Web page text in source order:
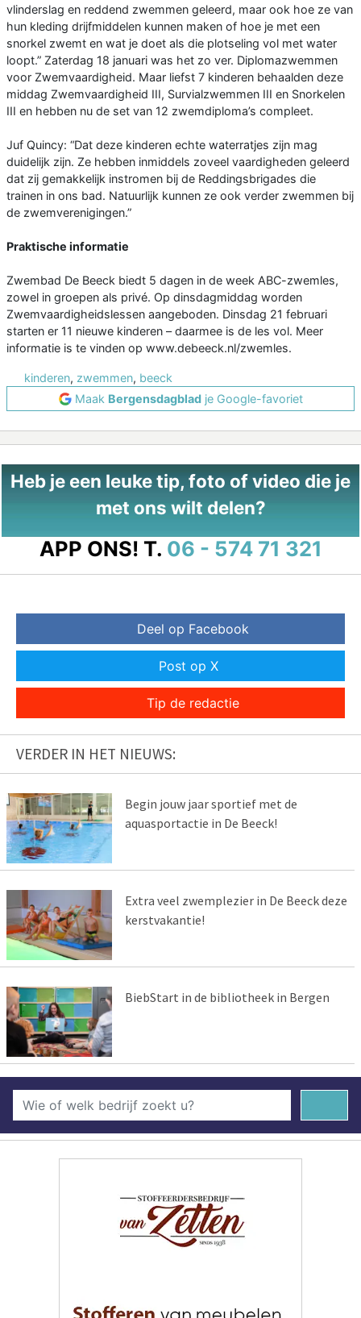
vlinderslag en reddend zwemmen geleerd, maar ook hoe ze van
hun kleding drijfmiddelen kunnen maken of hoe je met een
snorkel zwemt en wat je doet als die plotseling vol met water
loopt.” Zaterdag 18 januari was het zo ver. Diplomazwemmen
voor Zwemvaardigheid. Maar liefst 7 kinderen behaalden deze
middag Zwemvaardigheid III, Survialzwemmen III en Snorkelen
III en hebben nu de set van 12 zwemdiploma’s compleet.
Juf Quincy: “Dat deze kinderen echte waterratjes zijn mag
duidelijk zijn. Ze hebben inmiddels zoveel vaardigheden geleerd
dat zij gemakkelijk instromen bij de Reddingsbrigades die
trainen in ons bad. Natuurlijk kunnen ze ook verder zwemmen bij
de zwemverenigingen.”
Praktische informatie
Zwembad De Beeck biedt 5 dagen in de week ABC-zwemles,
zowel in groepen als privé. Op dinsdagmiddag worden
Zwemvaardigheidslessen aangeboden. Dinsdag 21 februari
starten er 11 nieuwe kinderen – daarmee is de les vol. Meer
informatie is te vinden op www.debeeck.nl/zwemles.
kinderen, zwemmen, beeck
Maak Bergensdagbladje Google-favoriet
Heb je een leuke tip, foto of video die je
met ons wilt delen?
APP ONS! T. 06 - 574 71 321
Deel op Facebook
Post op X
Tip de redactie
VERDER IN HET NIEUWS:
Begin jouw jaar sportief met de
aquasportactie in De Beeck!
Extra veel zwemplezier in De Beeck deze
kerstvakantie!
BiebStart in de bibliotheek in Bergen